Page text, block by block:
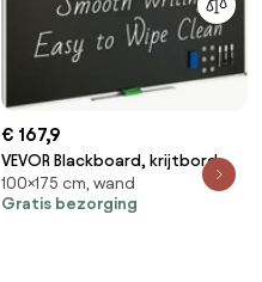
€ 167,9
VEVOR Blackboard, krijtbord
met aluminium frame, 175 x 100
cm whiteboard, inclusief 1
100×175 cm, wand
Gratis bezorging